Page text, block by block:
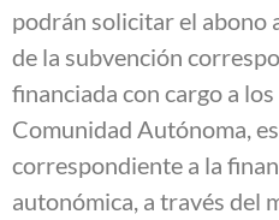
podrán solicitar el abono
de la subvención
financiada con cargo a
Comunidad Autónoma,
correspondiente a la
autonómica, a través del